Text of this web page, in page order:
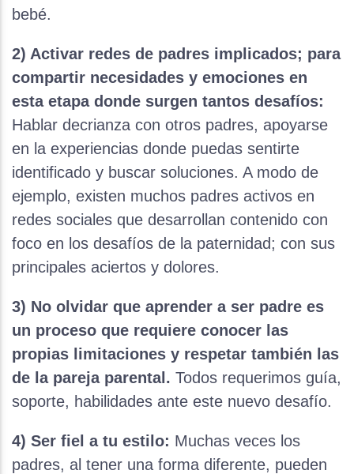
bebé.
2) Activar redes de padres implicados; para
compartir necesidades y emociones en
esta etapa donde surgen tantos desafíos:
Hablar decrianza con otros padres, apoyarse
en la experiencias donde puedas sentirte
identificado y buscar soluciones. A modo de
ejemplo, existen muchos padres activos en
redes sociales que desarrollan contenido con
foco en los desafíos de la paternidad; con sus
principales aciertos y dolores.
3) No olvidar que aprender a ser padre es
un proceso que requiere conocer las
propias limitaciones y respetar también las
de la pareja parental. Todos requerimos guía,
soporte, habilidades ante este nuevo desafío.
4) Ser fiel a tu estilo: Muchas veces los
padres, al tener una forma diferente, pueden